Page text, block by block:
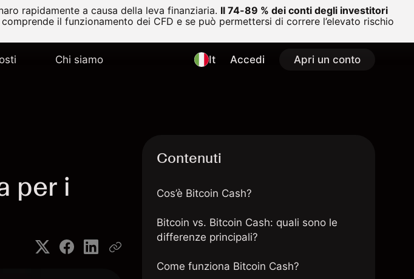
rapidamente a causa della leva finanziaria. Il 74-89 % dei conti degli investitori
il funzionamento dei CFD e se può permettersi di correre l’elevato rischio
Chi siamo It Accedi Apri un conto
per i
Contenuti
Cos’è Bitcoin Cash?
Bitcoin vs. Bitcoin Cash: quali sono le
differenze principali?
Come funziona Bitcoin Cash?